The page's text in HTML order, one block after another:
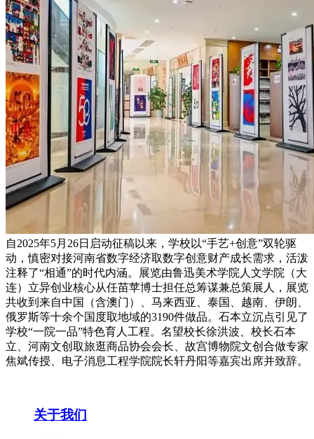
自2025年5月26日启动征稿以来，学校以“手艺+创意”双轮驱
动，慎密对接河南省数字经济取数字创意财产成长需求，活泼
注释了“相通”的时代内涵。展览由鲁迅美术学院人文学院（大
连）立异创业核心从任苗苹博士担任总筹谋兼总策展人，展览
共收到来自中国（含澳门）、马来西亚、泰国、越南、伊朗、
俄罗斯等十余个国度取地域的3190件做品。石本立沉点引见了
学校“一院一品”特色育人工程。名望校长徐洪波、校长石本
立、河南文创取旅逛商品协会会长、故宫博物院文创合做专家
焦斌传授、电子消息工程学院院长轩丹阳等嘉宾出席并致辞。
关于我们